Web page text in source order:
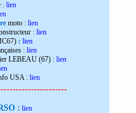
: lien
moto : lien
: lien
: lien
: lien
LEBEAU (67) : lien
USA: lien
: lien